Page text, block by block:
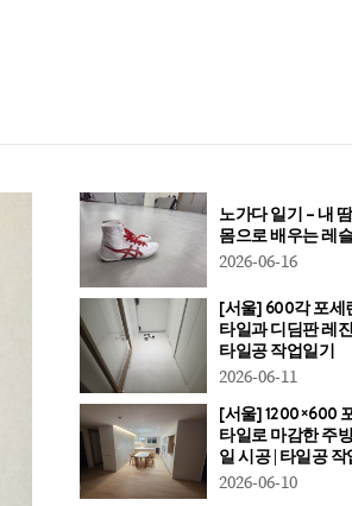
노가다 일기 – 내
몸으로 배우는 레
2026-06-16
[서울] 600각 포세
타일과 디딤판 레
타일공 작업일기
2026-06-11
[서울] 1200×600
타일로 마감한 주
일 시공 | 타일공
2026-06-10